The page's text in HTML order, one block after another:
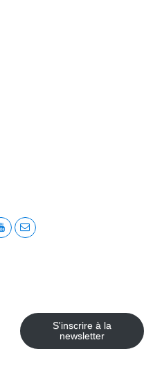
S'inscrire à la
newsletter